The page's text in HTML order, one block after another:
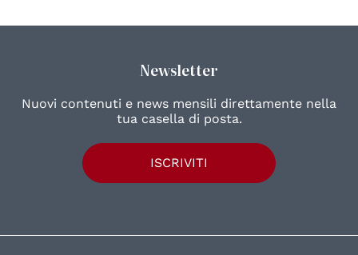
Newsletter
Nuovi contenuti e news mensili direttamente nella
tua casella di posta.
ISCRIVITI